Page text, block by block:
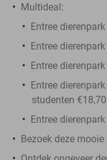
Multideal:
Entree
Entree
Entree
Entree
studenten €18,70
Entree
Bezoek deze